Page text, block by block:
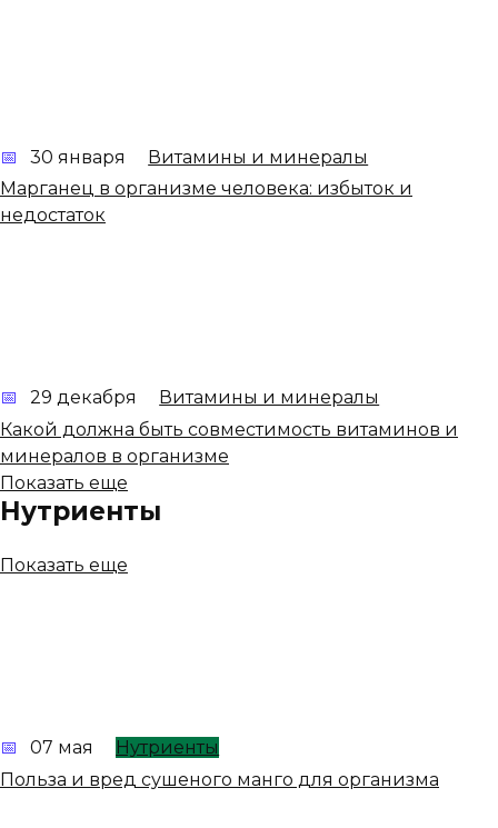
30 января
Витамины и минералы
Марганец в организме человека: избыток и
недостаток
29 декабря
Витамины и минералы
Какой должна быть совместимость витаминов и
минералов в организме
Показать еще
Нутриенты
Показать еще
07 мая
Нутриенты
Польза и вред сушеного манго для организма